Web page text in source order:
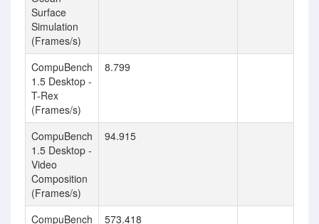
Surface
Simulation
(Frames/s)
CompuBench
1.5 Desktop -
T-Rex
(Frames/s)
8.799
CompuBench
1.5 Desktop -
Video
Composition
(Frames/s)
94.915
CompuBench
573.418